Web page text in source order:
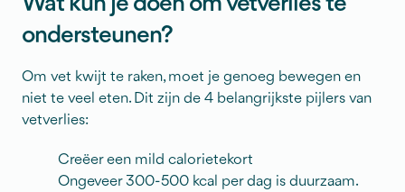
ondersteunen?
Om vet kwijt te raken, moet je genoeg bewegen en
niet te veel eten. Dit zijn de 4 belangrijkste pijlers van
vetverlies:
Creëer een mild calorietekort
Ongeveer 300-500 kcal per dag is duurzaam.